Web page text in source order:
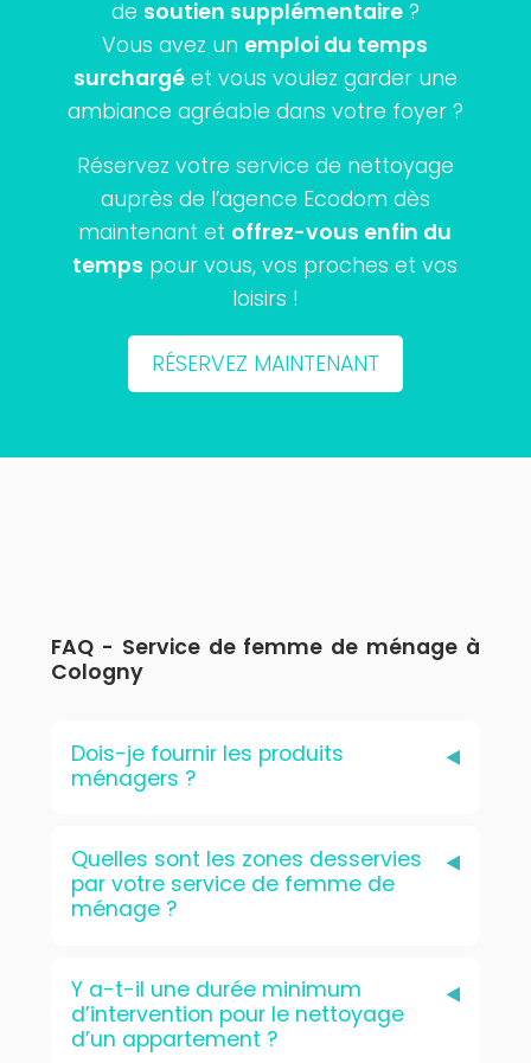
de soutien supplémentaire?
Vous avez un emploi du temps
surchargéet vous voulez garder une
ambiance agréable dans votre foyer ?
Réservez votre service de nettoyage
auprès de l’agence Ecodom dès
maintenant et offrez-vous enfin du
temps pour vous, vos proches et vos
loisirs !
RÉSERVEZ MAINTENANT
FAQ - Service de femme de ménage à
Cologny
Dois-je fournir les produits
ménagers ?
Quelles sont les zones desservies
par votre service de femme de
ménage ?
Y a-t-il une durée minimum
d’intervention pour le nettoyage
d’un appartement ?